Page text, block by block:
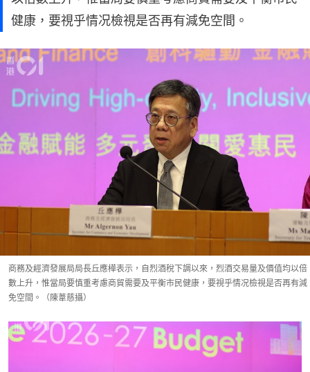
健康，要視乎情况檢視是否再有減免空間。
商務及經濟發展局局長丘應樺表示，自烈酒稅下調以來，烈酒交易量及價值均以倍
數上升，惟當局要慎重考慮商貿需要及平衡市民健康，要視乎情况檢視是否再有減
免空間。（陳葦慈攝）